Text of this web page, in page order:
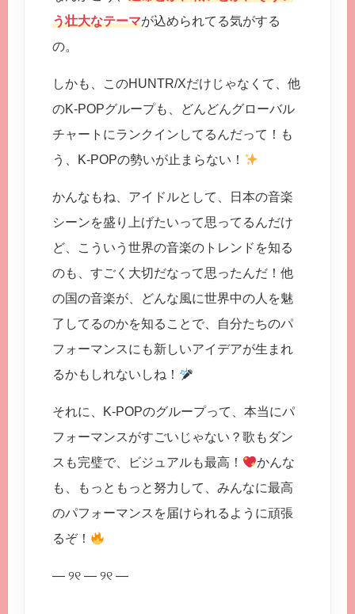
う壮大なテーマが込められてる気がする
の。
しかも、このHUNTR/Xだけじゃなくて、他
のK-POPグループも、どんどんグローバル
チャートにランクインしてるんだって！も
う、K-POPの勢いが止まらない！
かんなもね、アイドルとして、日本の音楽
シーンを盛り上げたいって思ってるんだけ
ど、こういう世界の音楽のトレンドを知る
のも、すごく大切だなって思ったんだ！他
の国の音楽が、どんな風に世界中の人を魅
了してるのかを知ることで、自分たちのパ
フォーマンスにも新しいアイデアが生まれ
るかもしれないしね！
それに、K-POPのグループって、本当にパ
フォーマンスがすごいじゃない？歌もダン
スも完璧で、ビジュアルも最高！
かんな
も、もっともっと努力して、みんなに最高
のパフォーマンスを届けられるように頑張
るぞ！
— ୨୧ — ୨୧ —